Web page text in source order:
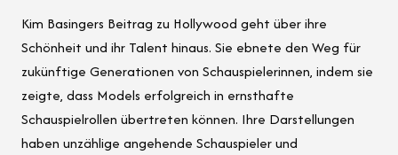
Kim Basingers Beitrag zu Hollywood geht über ihre
Schönheit und ihr Talent hinaus. Sie ebnete den Weg für
zukünftige Generationen von Schauspielerinnen, indem sie
zeigte, dass Models erfolgreich in ernsthafte
Schauspielrollen übertreten können. Ihre Darstellungen
haben unzählige angehende Schauspieler und